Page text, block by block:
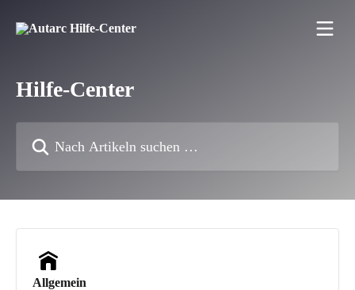
Hilfe-Center
Allgemein